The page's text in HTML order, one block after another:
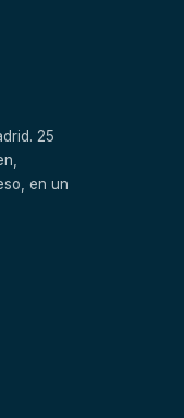
25
en un